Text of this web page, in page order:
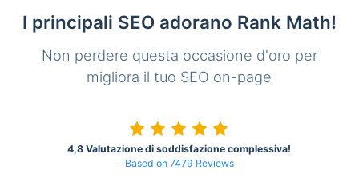
I principali SEO adorano Rank Math!
Non perdere questa occasione d'oro per
migliora il tuo SEO on-page
4,8 Valutazione di soddisfazione complessiva!
Based on 7479 Reviews